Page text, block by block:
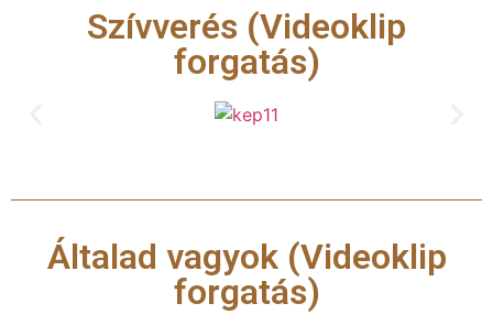
Szívverés (Videoklip
forgatás)
Általad vagyok (Videoklip
forgatás)